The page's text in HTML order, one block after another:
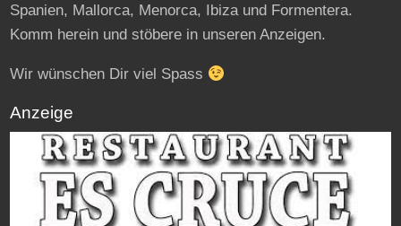
Spanien, Mallorca, Menorca, Ibiza und Formentera.
Komm herein und stöbere in unseren Anzeigen.
Wir wünschen Dir viel Spass
Anzeige